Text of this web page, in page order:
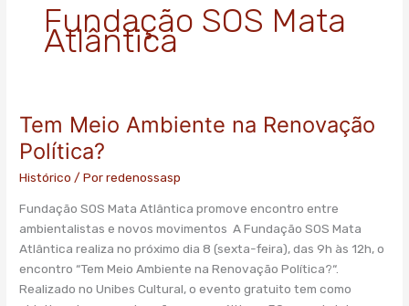
Fundação SOS Mata
Atlântica
Tem Meio Ambiente na Renovação
Política?
Histórico / Porredenossasp
Fundação SOS Mata Atlântica promove encontro entre
ambientalistas e novos movimentos A Fundação SOS Mata
Atlântica realiza no próximo dia 8 (sexta-feira), das 9h às 12h, o
encontro “Tem Meio Ambiente na Renovação Política?“.
Realizado no Unibes Cultural, o evento gratuito tem como
Tem
Meio
Ambiente
na